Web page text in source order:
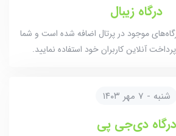
درگاه زیبال
موجود در پرتال اضافه شده است و شما
آنلاین کاربران خود استفاده نمایید.
شنبه - 7 مهر ۱۴۰۳
درگاه دی‌جی پی